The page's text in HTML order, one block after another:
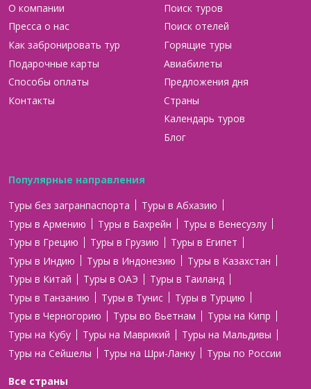
О компании
Пресса о нас
Как забронировать тур
Подарочные карты
Способы оплаты
Контакты
Поиск туров
Поиск отелей
Горящие туры
Авиабилеты
Предложения дня
Страны
Календарь туров
Блог
Популярные направления
Туры без загранпаспорта
Туры в Абхазию
Туры в Армению
Туры в Бахрейн
Туры в Венесуэлу
Туры в Грецию
Туры в Грузию
Туры в Египет
Туры в Индию
Туры в Индонезию
Туры в Казахстан
Туры в Китай
Туры в ОАЭ
Туры в Таиланд
Туры в Танзанию
Туры в Тунис
Туры в Турцию
Туры в Черногорию
Туры во Вьетнам
Туры на Кипр
Туры на Кубу
Туры на Маврикий
Туры на Мальдивы
Туры на Сейшелы
Туры на Шри-Ланку Туры по России
Все страны